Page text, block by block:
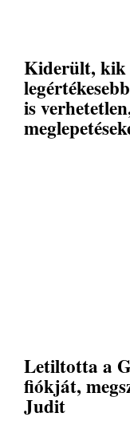
Kiderült, kik
is
Letiltotta a
fiókját,
Judit